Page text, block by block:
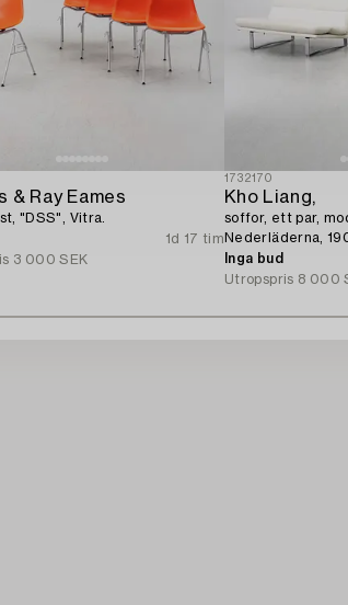
& Ray Eames
"DSS", Vitra.
1d 17 tim
3 000 SEK
1732170
Kho Liang,
soffor, ett par,
Nederläderna,
Inga bud
Utropspris 8 000